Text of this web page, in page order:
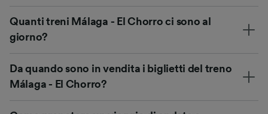
Quanti treni Málaga - El Chorro ci sono al
giorno?
Da quando sono in vendita i biglietti del treno
Málaga - El Chorro?